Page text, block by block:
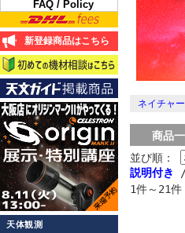
FAQ / Policy
新登録商品はこちら
天体観測
ネイチャ
商品
並び順：
説明付き
1件～21件